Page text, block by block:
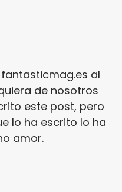
al
de nosotros
este post, pero
lo ha escrito lo ha
amor.